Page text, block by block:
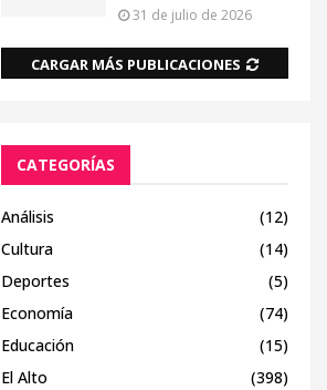
31 de julio de 2026
CARGAR MÁS PUBLICACIONES
CATEGORÍAS
Análisis
(12)
Cultura
(14)
Deportes
(5)
Economía
(74)
Educación
(15)
El Alto
(398)